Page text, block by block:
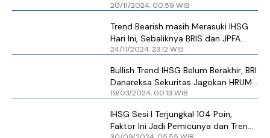
Menarik
20/11/2024, 00.59 WIB
Trend Bearish masih Merasuki IHSG
Hari Ini, Sebaliknya BRIS dan JPFA
Layak Dilirik
24/11/2024, 23.12 WIB
Bullish Trend IHSG Belum Berakhir, BRI
Danareksa Sekuritas Jagokan HRUM
dan ENRG
19/03/2024, 00.13 WIB
IHSG Sesi I Terjungkal 104 Poin,
Faktor Ini Jadi Pemicunya dan Trend